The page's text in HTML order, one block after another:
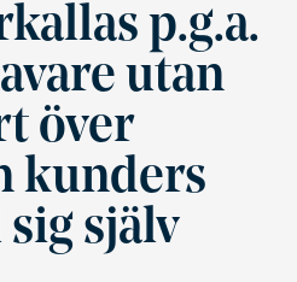
p.g.a.
utan
över
kunders
själv